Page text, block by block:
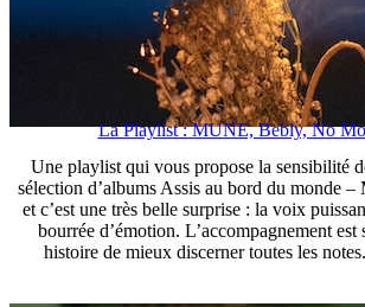
La Playlist : MUNE, Bebly, No
Une playlist qui vous propose la
sélection d’albums Assis au bord du monde
et c’est une très belle surprise : la voix
bourrée d’émotion. L’accompagnement est
histoire de mieux discerner toutes les